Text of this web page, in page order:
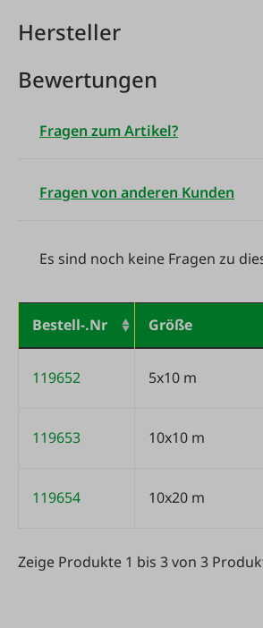
Hersteller
Bewertungen
Fragen zum Artikel?
Fragen von anderen Kunden
Es sind noch keine Fragen zu
Bestell-.Nr Größe
119652 5x10 m
119653 10x10 m
119654 10x20 m
Zeige Produkte 1 bis 3 von 3